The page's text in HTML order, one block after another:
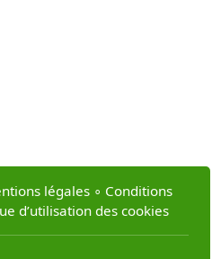
légales ∘ Conditions
d’utilisation des cookies